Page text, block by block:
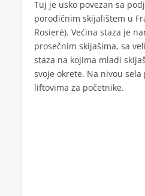
Tuj je usko povezan sa
porodičnim skijalištem u
Rosieré). Većina staza je
prosečnim skijašima, sa
staza na kojima mladi
svoje okrete. Na nivou
liftovima za početnike.